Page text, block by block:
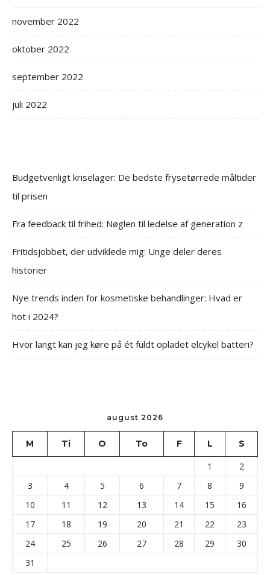
november 2022
oktober 2022
september 2022
juli 2022
Budgetvenligt kriselager: De bedste frysetørrede måltider
til prisen
Fra feedback til frihed: Nøglen til ledelse af generation z
Fritidsjobbet, der udviklede mig: Unge deler deres
historier
Nye trends inden for kosmetiske behandlinger: Hvad er
hot i 2024?
Hvor langt kan jeg køre på ét fuldt opladet elcykel batteri?
august 2026
M Ti O To F L S
1
2
3
4 5 6 7 8
9
10
11 12 13 14 15
16
17
18 19 20 21 22
23
24
25 26 27 28 29
30
31